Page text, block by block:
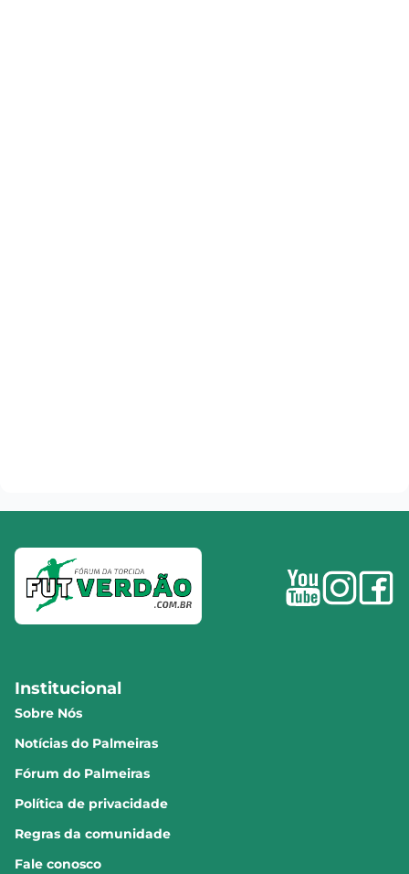
Institucional
Sobre Nós
Notícias do Palmeiras
Fórum do Palmeiras
Política de privacidade
Regras da comunidade
Fale conosco